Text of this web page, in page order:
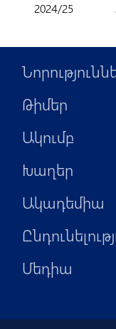
2024/25
Թիմեր
Ակումբ
Խաղեր
Ակադեմիա
Մեդիա